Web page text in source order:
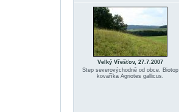
Velký Vřešťov, 27.7.2007
Step severovýchodně od obce. Biotop
kovaříka Agriotes gallicus.